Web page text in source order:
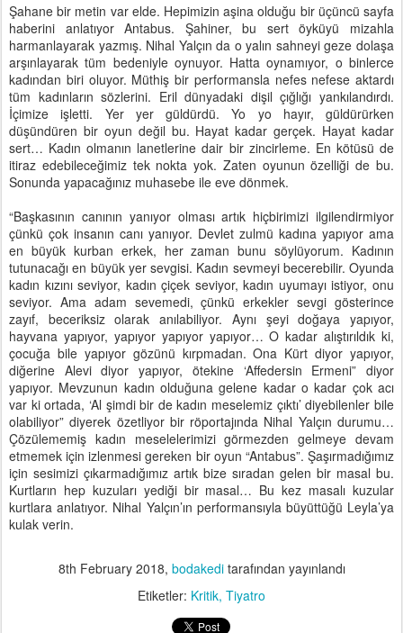
Şahane bir metin var elde. Hepimizin aşina olduğu bir üçüncü sayfa
haberini anlatıyor Antabus. Şahiner, bu sert öyküyü mizahla
harmanlayarak yazmış. Nihal Yalçın da o yalın sahneyi geze dolaşa
arşınlayarak tüm bedeniyle oynuyor. Hatta oynamıyor, o binlerce
kadından biri oluyor. Müthiş bir performansla nefes nefese aktardı
tüm kadınların sözlerini. Eril dünyadaki dişil çığlığı yankılandırdı.
İçimize işletti. Yer yer güldürdü. Yo yo hayır, güldürürken
düşündüren bir oyun değil bu. Hayat kadar gerçek. Hayat kadar
sert… Kadın olmanın lanetlerine dair bir zincirleme. En kötüsü de
itiraz edebileceğimiz tek nokta yok. Zaten oyunun özelliği de bu.
Sonunda yapacağınız muhasebe ile eve dönmek.
“Başkasının canının yanıyor olması artık hiçbirimizi ilgilendirmiyor
çünkü çok insanın canı yanıyor. Devlet zulmü kadına yapıyor ama
en büyük kurban erkek, her zaman bunu söylüyorum. Kadının
tutunacağı en büyük yer sevgisi. Kadın sevmeyi becerebilir. Oyunda
kadın kızını seviyor, kadın çiçek seviyor, kadın uyumayı istiyor, onu
seviyor. Ama adam sevemedi, çünkü erkekler sevgi gösterince
zayıf, beceriksiz olarak anılabiliyor. Aynı şeyi doğaya yapıyor,
hayvana yapıyor, yapıyor yapıyor yapıyor… O kadar alıştırıldık ki,
çocuğa bile yapıyor gözünü kırpmadan. Ona Kürt diyor yapıyor,
diğerine Alevi diyor yapıyor, ötekine ‘Affedersin Ermeni” diyor
yapıyor. Mevzunun kadın olduğuna gelene kadar o kadar çok acı
var ki ortada, ‘Al şimdi bir de kadın meselemiz çıktı’ diyebilenler bile
olabiliyor” diyerek özetliyor bir röportajında Nihal Yalçın durumu…
Çözülememiş kadın meselelerimizi görmezden gelmeye devam
etmemek için izlenmesi gereken bir oyun “Antabus”. Şaşırmadığımız
için sesimizi çıkarmadığımız artık bize sıradan gelen bir masal bu.
Kurtların hep kuzuları yediği bir masal… Bu kez masalı kuzular
kurtlara anlatıyor. Nihal Yalçın’ın performansıyla büyüttüğü Leyla’ya
kulak verin.
8th February 2018, bodakeditarafından yayınlandı
Etiketler: Kritik Tiyatro